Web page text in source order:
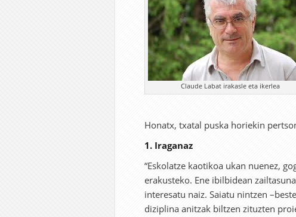
Claude Labat irakasle eta ikerlea
Honatx, txatal puska horiekin
1. Iraganaz
“Eskolatze kaotikoa ukan nuenez,
erakusteko. Ene ibilbidean
interesatu naiz. Saiatu nintzen
diziplina anitzak biltzen zituzten